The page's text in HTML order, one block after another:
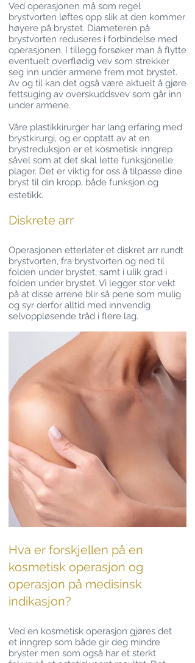
Ved operasjonen må som regel
brystvorten løftes opp slik at den kommer
høyere på brystet. Diameteren på
brystvorten reduseres i forbindelse med
operasjonen. I tillegg forsøker man å flytte
eventuelt overflødig vev som strekker
seg inn under armene frem mot brystet.
Av og til kan det også være aktuelt å gjøre
fettsuging av overskuddsvev som går inn
under armene.
Våre plastikkirurger har lang erfaring med
brystkirurgi, og er opptatt av at en
brystreduksjon er et kosmetisk inngrep
såvel som at det skal lette funksjonelle
plager. Det er viktig for oss å tilpasse dine
bryst til din kropp, både funksjon og
estetikk.
​​​​​​​​​​​​​​​​​​​​​​​​​Diskrete arr
Operasjonen etterlater et diskret arr rundt
brystvorten, fra brystvorten og ned til
folden under brystet, samt i ulik grad i
folden under brystet. Vi legger stor vekt
på at disse arrene blir så pene som mulig
og syr derfor alltid med innvendig
selvoppløsende tråd i flere lag.
Hva er forskjellen på en
kosmetisk operasjon og
operasjon på medisinsk
indikasjon?
Ved en kosmetisk operasjon gjøres det
et inngrep som både gir deg mindre
bryster men som også har et sterkt